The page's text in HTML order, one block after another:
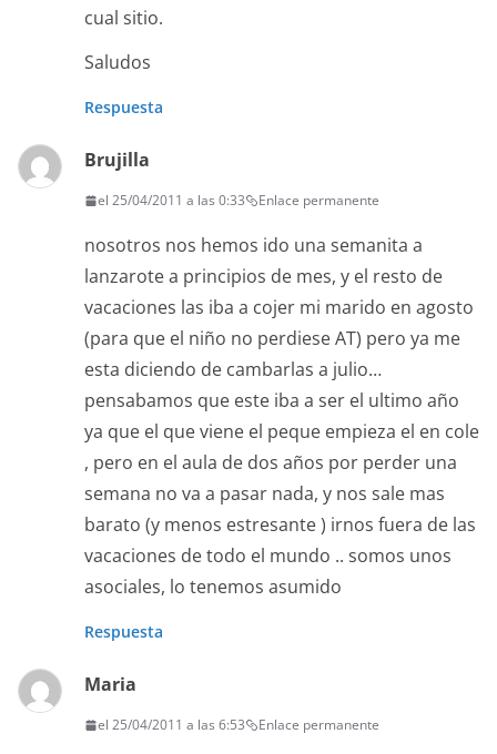
cual sitio.
Saludos
Respuesta
Brujilla
el 25/04/2011 a las 0:33 Enlace permanente
nosotros nos hemos ido una semanita a
lanzarote a principios de mes, y el resto de
vacaciones las iba a cojer mi marido en agosto
(para que el niño no perdiese AT) pero ya me
esta diciendo de cambarlas a julio…
pensabamos que este iba a ser el ultimo año
ya que el que viene el peque empieza el en cole
, pero en el aula de dos años por perder una
semana no va a pasar nada, y nos sale mas
barato (y menos estresante ) irnos fuera de las
vacaciones de todo el mundo .. somos unos
asociales, lo tenemos asumido
Respuesta
Maria
el 25/04/2011 a las 6:53 Enlace permanente